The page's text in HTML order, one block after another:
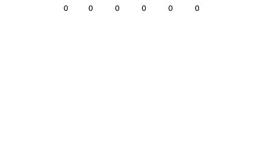
0 0 0 0 0 0